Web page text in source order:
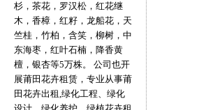
杉，茶花，罗汉松，红花继
木，香樟，红籽，龙船花，天
竺桂，竹柏，含笑，柳树，中
东海枣，红叶石楠，降香黄
檀，银杏等5万株。 公司也开
展莆田花卉租赁，专业从事莆
田花卉出租,绿化工程、绿化